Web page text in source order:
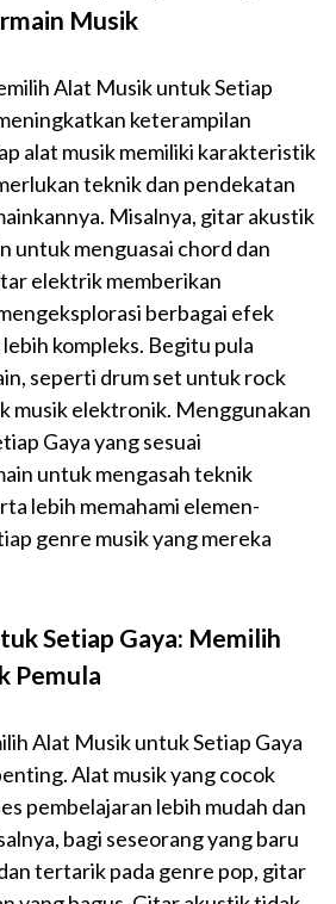
Musik
Alat Musik untuk Setiap
keterampilan
alat musik memiliki karakteristik
teknik dan pendekatan
Misalnya, gitar akustik
untuk menguasai chord dan
elektrik memberikan
berbagai efek
kompleks. Begitu pula
seperti drum set untuk rock
musik elektronik. Menggunakan
Gaya yang sesuai
untuk mengasah teknik
lebih memahami elemen-
genre musik yang mereka
Setiap Gaya: Memilih
Pemula
Alat Musik untuk Setiap Gaya
Alat musik yang cocok
pembelajaran lebih mudah dan
bagi seseorang yang baru
tertarik pada genre pop, gitar